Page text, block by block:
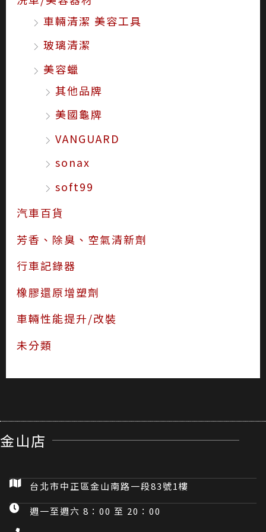
車輛清潔 美容工具
玻璃清潔
美容蠟
其他品牌
美國龜牌
VANGUARD
sonax
soft99
汽車百貨
芳香、除臭、空氣清新劑
行車記錄器
橡膠還原增塑劑
車輛性能提升/改裝
未分類
金山店
台北市中正區金山南路一段83號1樓
週一至週六 8：00 至 20：00